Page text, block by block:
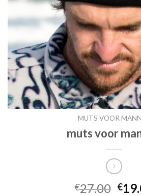
MUTS VOOR
muts voor
€27.00 €